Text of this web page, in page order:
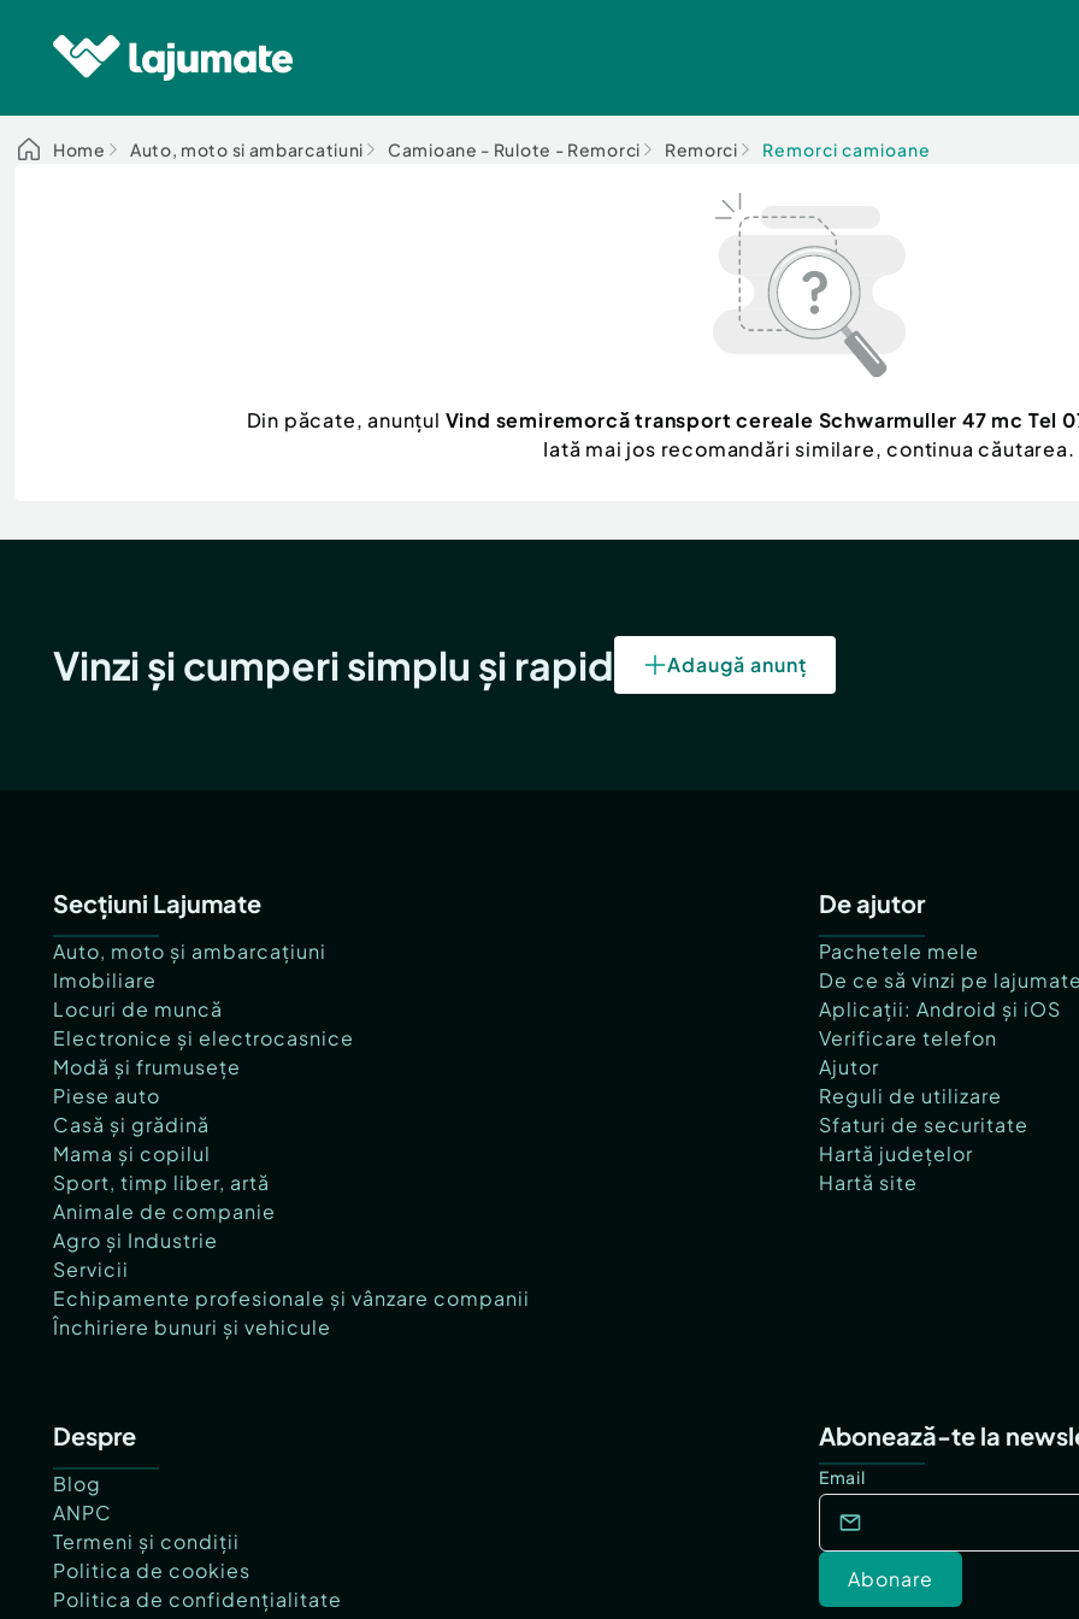
Home Auto, moto si ambarcatiuni Camioane - Rulote - Remorci Remorci Remorci camioane
Din păcate, anunțul Vind semiremorcă transport cereale Schwarmuller 47 mc Tel
Iată mai jos recomandări similare, continua căutarea.
Vinzi și cumperi simplu și rapid Adaugă anunț
Secțiuni Lajumate
Auto, moto și ambarcațiuni
Imobiliare
Locuri de muncă
Electronice și electrocasnice
Modă și frumusețe
Piese auto
Casă și grădină
Mama și copilul
Sport, timp liber, artă
Animale de companie
Agro și Industrie
Servicii
Echipamente profesionale și vânzare companii
Închiriere bunuri și vehicule
De ajutor
Pachetele mele
De ce să vinzi pe
Aplicații: Android și iOS
Verificare telefon
Ajutor
Reguli de utilizare
Sfaturi de securitate
Hartă județelor
Hartă site
Despre
Blog
ANPC
Termeni și condiții
Politica de cookies
Politica de confidențialitate
Abonează-te la
Email
Abonare